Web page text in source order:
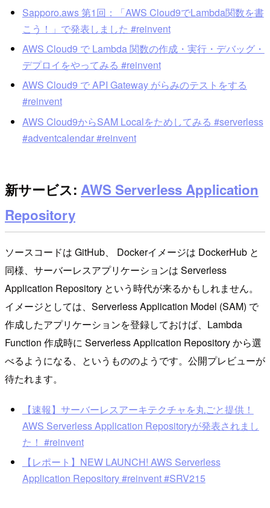
Sapporo.aws 第1回：「AWS Cloud9でLambda関数を書
こう！」で発表しました #reinvent
AWS Cloud9 で Lambda 関数の作成・実行・デバッグ・
デプロイをやってみる #reinvent
AWS Cloud9 で API Gateway がらみのテストをする
#reinvent
AWS Cloud9からSAM Localをためしてみる #serverless
#adventcalendar #reinvent
新サービス: AWS Serverless Application
Repository
ソースコードは GitHub、 Dockerイメージは DockerHub と
同様、サーバーレスアプリケーションは Serverless
Application Repository という時代が来るかもしれません。
イメージとしては、Serverless Application Model (SAM) で
作成したアプリケーションを登録しておけば、Lambda
Function 作成時に Serverless Application Repository から選
べるようになる、というもののようです。公開プレビューが
待たれます。
【速報】サーバーレスアーキテクチャを丸ごと提供！
AWS Serverless Application Repositoryが発表されまし
た！ #reinvent
【レポート】NEW LAUNCH! AWS Serverless
Application Repository #reinvent #SRV215